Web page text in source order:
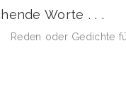
Worte . . .
Reden oder